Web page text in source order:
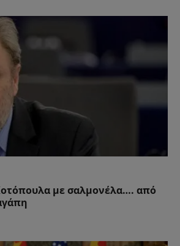
με σαλμονέλα…. από